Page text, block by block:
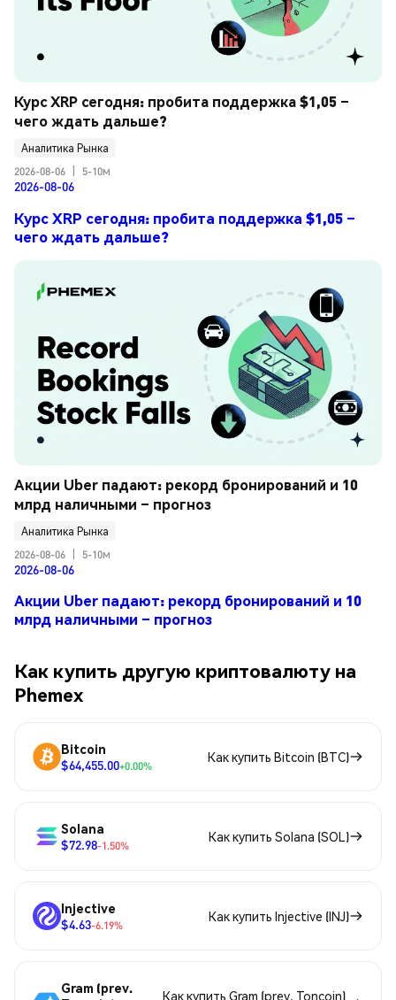
Курс XRP сегодня: пробита поддержка $1,05 –
чего ждать дальше?
Аналитика Рынка
2026-08-06
5-10м
2026-08-06
Курс XRP сегодня: пробита поддержка $1,05 –
чего ждать дальше?
Акции Uber падают: рекорд бронирований и 10
млрд наличными – прогноз
Аналитика Рынка
2026-08-06
5-10м
2026-08-06
Акции Uber падают: рекорд бронирований и 10
млрд наличными – прогноз
Как купить другую криптовалюту на
Phemex
Bitcoin
$64,455.00+0.00%
Как купить Bitcoin (BTC)
Solana
$72.98-1.50%
Как купить Solana (SOL)
Injective
$4.63-6.19%
Как купить Injective (INJ)
Gram (prev.
Как купить Gram (prev. Toncoin)